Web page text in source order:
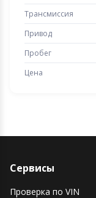
Трансмиссия
Привод
Пробег
Цена
Сервисы
Проверка по VIN